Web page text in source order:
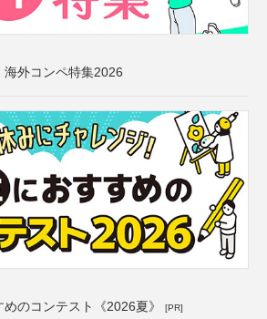
外コンペ特集2026
のコンテスト《2026夏》 [PR]